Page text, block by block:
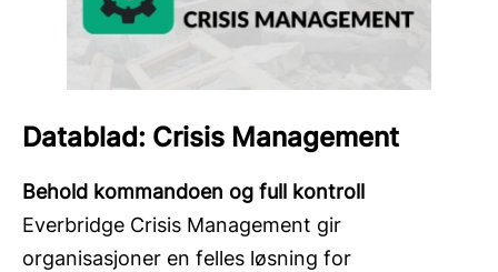
Datablad: Crisis Management
Behold kommandoen og full kontroll
Everbridge Crisis Management gir
organisasjoner en felles løsning for